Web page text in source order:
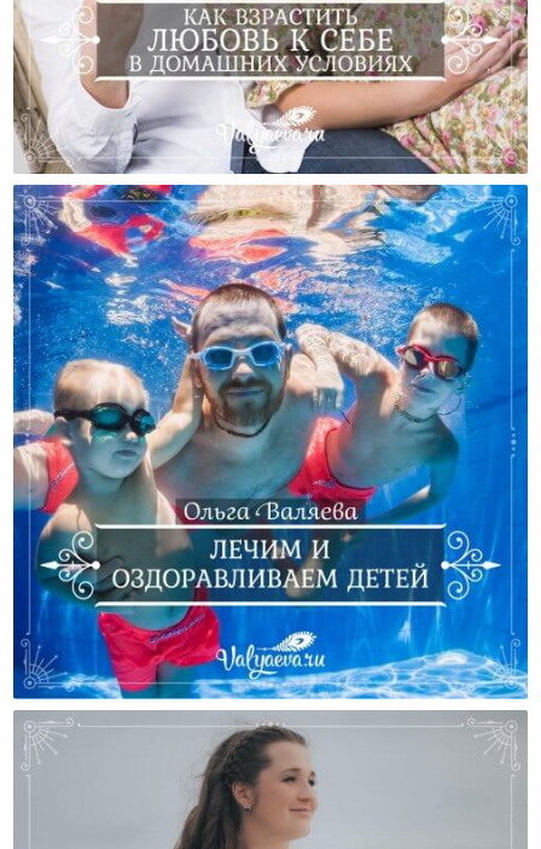
Как Взрастить Любовь К Себе В Домашних Условиях
Лечим И Оздоравливаем Детей